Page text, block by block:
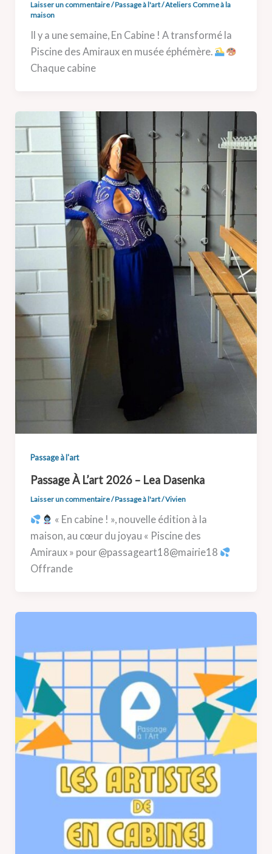
Laisser un commentaire/Passage à l'art/Ateliers Comme à la
maison
Il y a une semaine, En Cabine ! A transformé la
Piscine des Amiraux en musée éphémère.
Chaque cabine
Passage à l'art
Passage À L’art 2026 – Lea Dasenka
Laisser un commentaire/Passage à l'art/Vivien
« En cabine ! », nouvelle édition à la
maison, au cœur du joyau « Piscine des
Amiraux » pour @passageart18@mairie18
Offrande